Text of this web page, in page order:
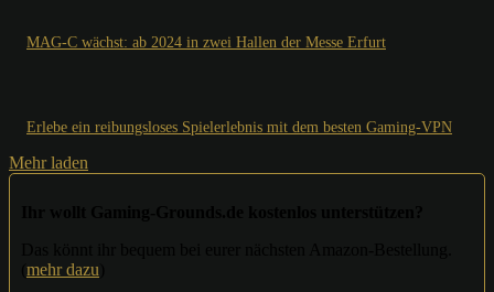
MAG-C wächst: ab 2024 in zwei Hallen der Messe Erfurt
Erlebe ein reibungsloses Spielerlebnis mit dem besten Gaming-VPN
Mehr laden
mehr dazu